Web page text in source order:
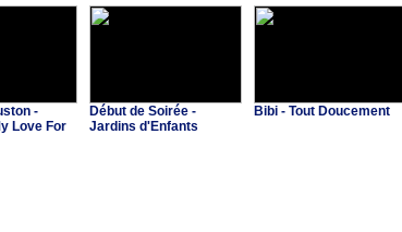
-
Love For
Début de Soirée -
Jardins d'Enfants
Bibi - Tout Doucement